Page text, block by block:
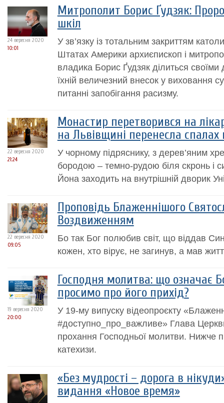
24 вересня 2020
10:01
Митрополит Борис Ґудзяк:
шкіл
У зв’язку із тотальним закриттям
Штатах Америки архиєпископ і
владика Борис Ґудзяк ділиться
їхній величезний внесок у виховання
питанні запобігання расизму.
22 вересня 2020
21:24
Монастир перетворився на
на Львівщині перенесла спалах
У чорному підряснику, з дерев’яним
бородою – темно-рудою біля скронь і
Йона заходить на внутрішній дворик
22 вересня 2020
09:05
Проповідь Блаженнішого
Воздвиженням
Бо так Бог полюбив світ, що віддав
кожен, хто вірує, не загинув, а мав
19 вересня 2020
20:00
Господня молитва: що означає
просимо про його прихід?
У 19-му випуску відеопроєкту
#доступно_про_важливе» Глава
прохання Господньої молитви. Нижче
катехизи.
«Без мудрості – дорога в
видання «Новое время»